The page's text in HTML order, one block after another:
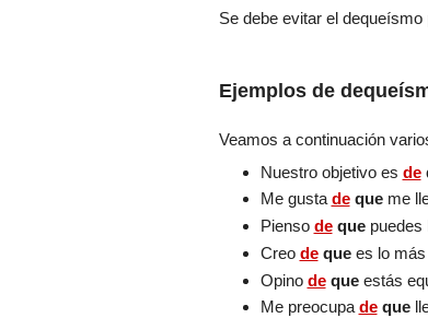
Se debe evitar el dequeísmo
Ejemplos de
Veamos a continuación
Nuestro objetivo es de
Me gusta dequeme
Pienso deque puedes
Creo deque es lo
Opino deque estás
Me preocupa deque